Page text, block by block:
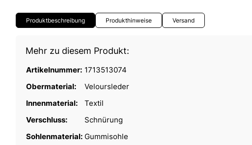
Produktbeschreibung Produkthinweise Versand
Mehr zu diesem Produkt:
Artikelnummer: 1713513074
Obermaterial:
Veloursleder
Innenmaterial:
Textil
Verschluss:
Schnürung
Sohlenmaterial: Gummisohle